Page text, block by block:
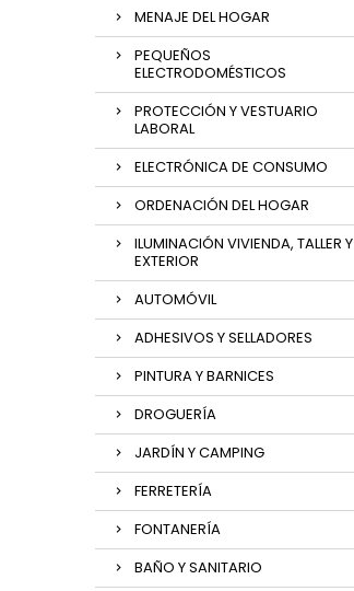
MENAJE DEL HOGAR
PEQUEÑOS
ELECTRODOMÉSTICOS
PROTECCIÓN Y VESTUARIO
LABORAL
ELECTRÓNICA DE CONSUMO
ORDENACIÓN DEL HOGAR
ILUMINACIÓN VIVIENDA, TALLER Y
EXTERIOR
AUTOMÓVIL
ADHESIVOS Y SELLADORES
PINTURA Y BARNICES
DROGUERÍA
JARDÍN Y CAMPING
FERRETERÍA
FONTANERÍA
BAÑO Y SANITARIO